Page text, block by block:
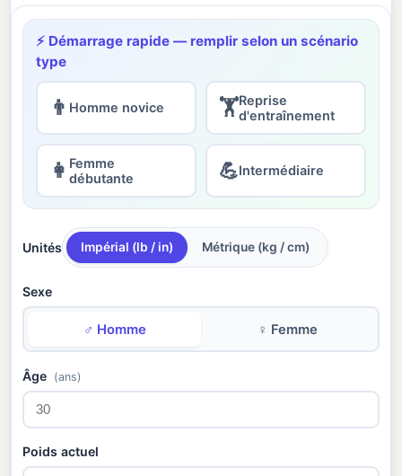
⚡ Démarrage rapide — remplir selon un scénario
type
👨 Homme novice 🏋Reprise
d'entraînement
👩 Femme
débutante
💪Intermédiaire
Unités Impérial (lb / in) Métrique (kg / cm)
Sexe
♂ Homme ♀ Femme
Âge (ans)
Poids actuel